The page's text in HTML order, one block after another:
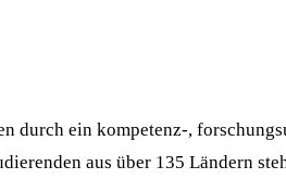
durch ein kompetenz-,
aus über 135 Ländern